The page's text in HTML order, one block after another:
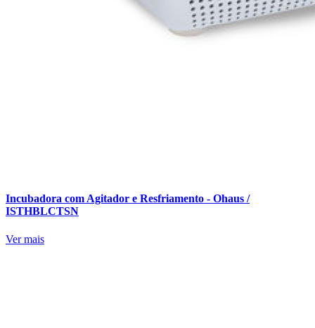
Incubadora com Agitador e Resfriamento - Ohaus /
ISTHBLCTSN
Ver mais